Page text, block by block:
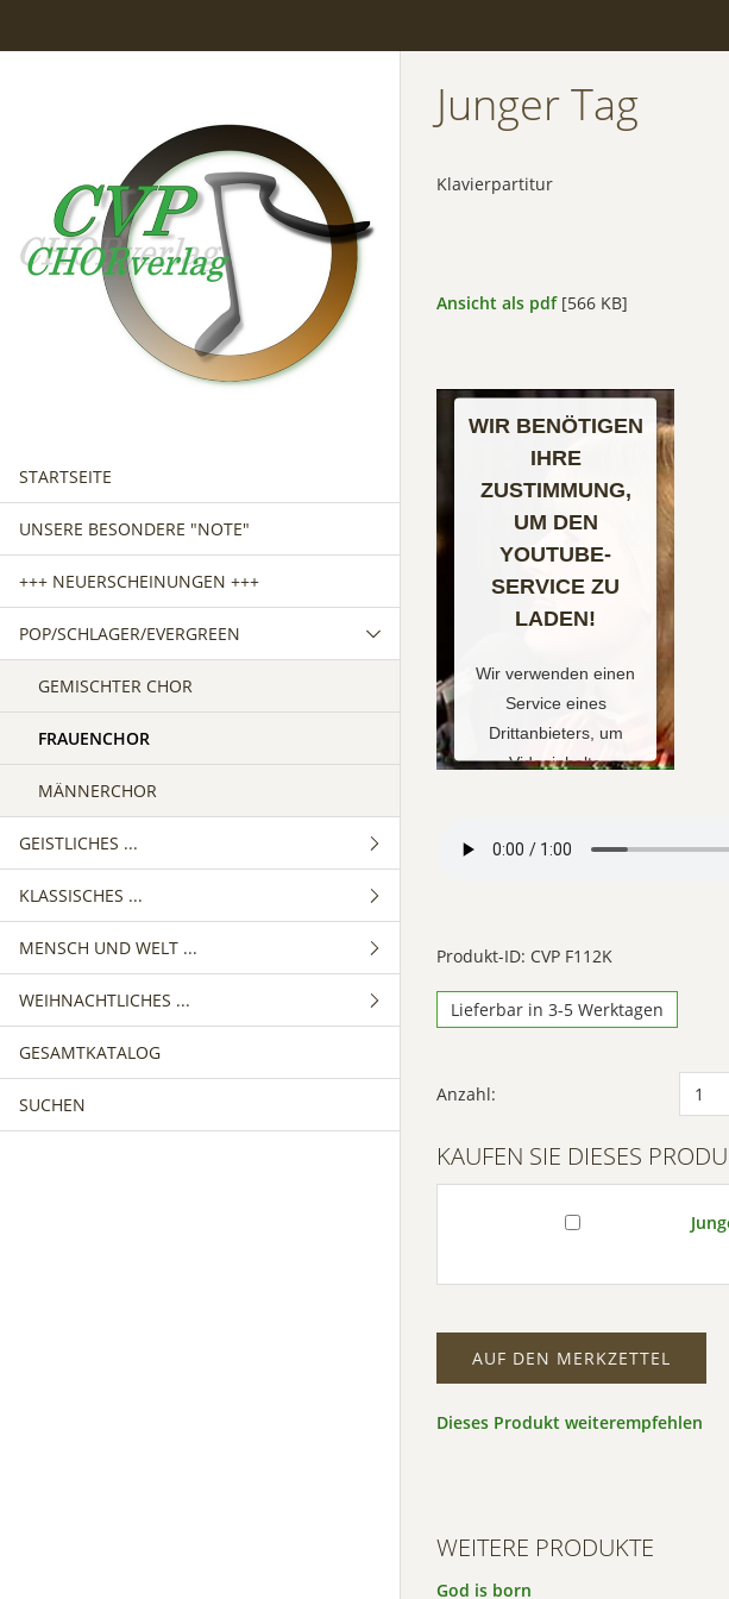
STARTSEITE
UNSERE BESONDERE "NOTE"
+++ NEUERSCHEINUNGEN +++
POP/SCHLAGER/EVERGREEN
GEMISCHTER CHOR
FRAUENCHOR
MÄNNERCHOR
GEISTLICHES ...
GEMISCHTER CHOR
FRAUENCHOR
MÄNNERCHOR
KLASSISCHES ...
GEMISCHTER CHOR
FRAUENCHOR
MÄNNERCHOR
MENSCH UND WELT ...
GEMISCHTER CHOR
FRAUENCHOR
MÄNNERCHOR
WEIHNACHTLICHES ...
GEMISCHTER CHOR
FRAUENCHOR
GESAMTKATALOG
SUCHEN
Junger Tag
Klavierpartitur
Ansicht als pdf[566 KB]
WIR BENÖTIGEN
IHRE
ZUSTIMMUNG,
UM DEN
YOUTUBE-
SERVICE ZU
LADEN!
Wir verwenden einen
Service eines
Drittanbieters, um
Videoinhalte
Ihren Aktivitäten
zu, um dieses Video
anzusehen.
Akzeptieren
Powered by
Usercentrics Consent
Produkt-ID: CVP F112K
Lieferbar in 3-5 Werktagen
Anzahl:
KAUFEN SIE DIESES
AUF DEN MERKZETTEL
Dieses Produkt weiterempfehlen
WEITERE PRODUKTE
God is born